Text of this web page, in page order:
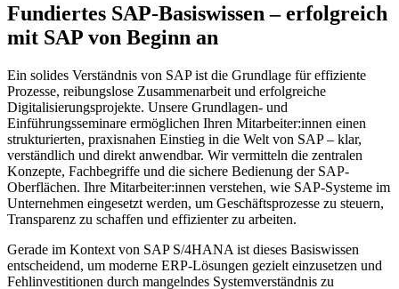
Fundiertes SAP-Basiswissen – erfolgreich
mit SAP von Beginn an
Ein solides Verständnis von SAP ist die Grundlage für effiziente
Prozesse, reibungslose Zusammenarbeit und erfolgreiche
Digitalisierungsprojekte. Unsere Grundlagen- und
Einführungsseminare ermöglichen Ihren Mitarbeiter:innen einen
strukturierten, praxisnahen Einstieg in die Welt von SAP – klar,
verständlich und direkt anwendbar. Wir vermitteln die zentralen
Konzepte, Fachbegriffe und die sichere Bedienung der SAP-
Oberflächen. Ihre Mitarbeiter:innen verstehen, wie SAP-Systeme im
Unternehmen eingesetzt werden, um Geschäftsprozesse zu steuern,
Transparenz zu schaffen und effizienter zu arbeiten.
Gerade im Kontext von SAP S/4HANA ist dieses Basiswissen
entscheidend, um moderne ERP-Lösungen gezielt einzusetzen und
Fehlinvestitionen durch mangelndes Systemverständnis zu